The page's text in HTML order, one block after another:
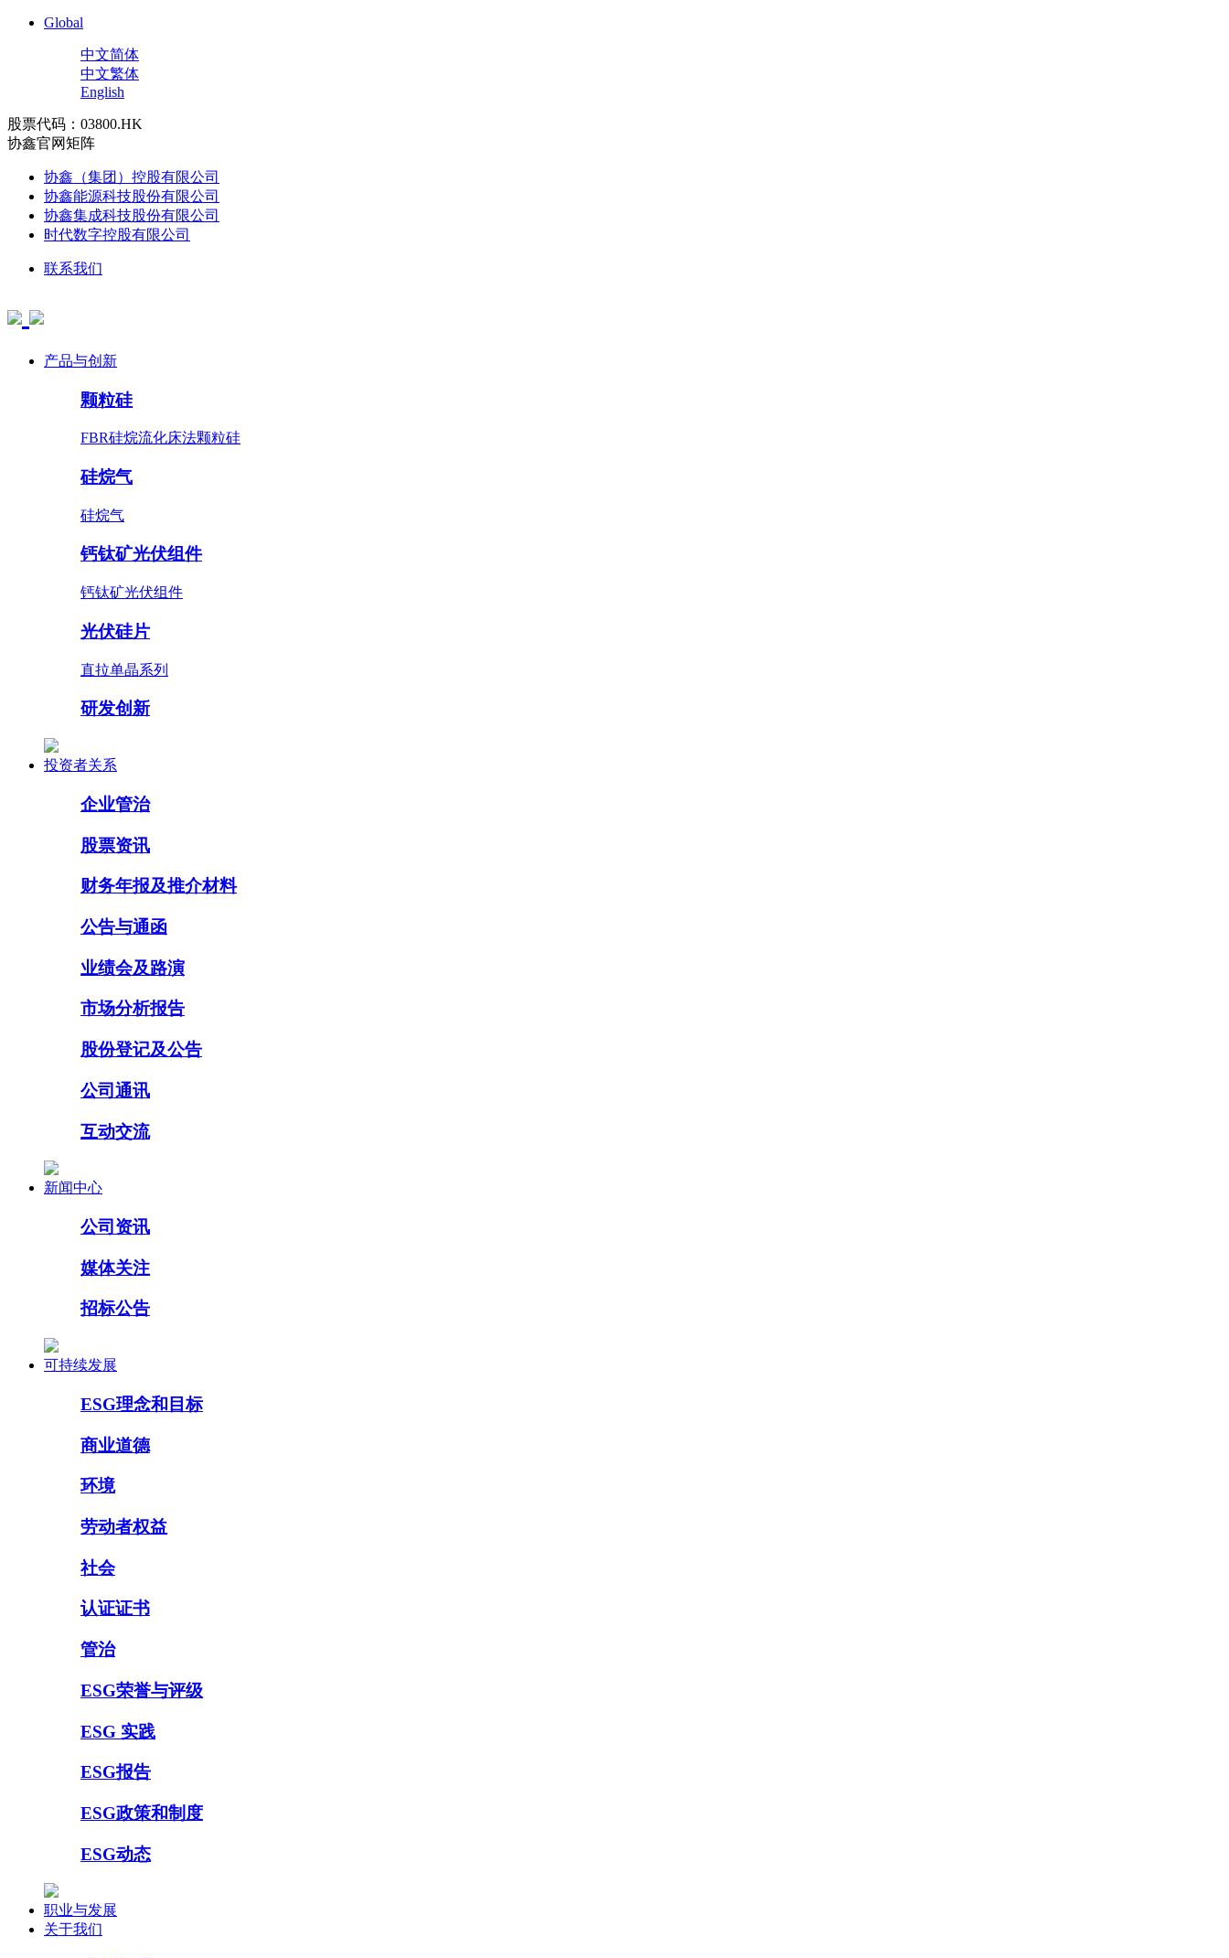
Global
中文简体
中文繁体
English
股票代码：03800.HK
协鑫官网矩阵
协鑫（集团）控股有限公司
协鑫能源科技股份有限公司
协鑫集成科技股份有限公司
时代数字控股有限公司
联系我们
产品与创新
颗粒硅
FBR硅烷流化床法颗粒硅
硅烷气
硅烷气
钙钛矿光伏组件
钙钛矿光伏组件
光伏硅片
直拉单晶系列
研发创新
投资者关系
企业管治
股票资讯
财务年报及推介材料
公告与通函
业绩会及路演
市场分析报告
股份登记及公告
公司通讯
互动交流
新闻中心
公司资讯
媒体关注
招标公告
可持续发展
ESG理念和目标
商业道德
环境
劳动者权益
社会
认证证书
管治
ESG荣誉与评级
ESG 实践
ESG报告
ESG政策和制度
ESG动态
职业与发展
关于我们